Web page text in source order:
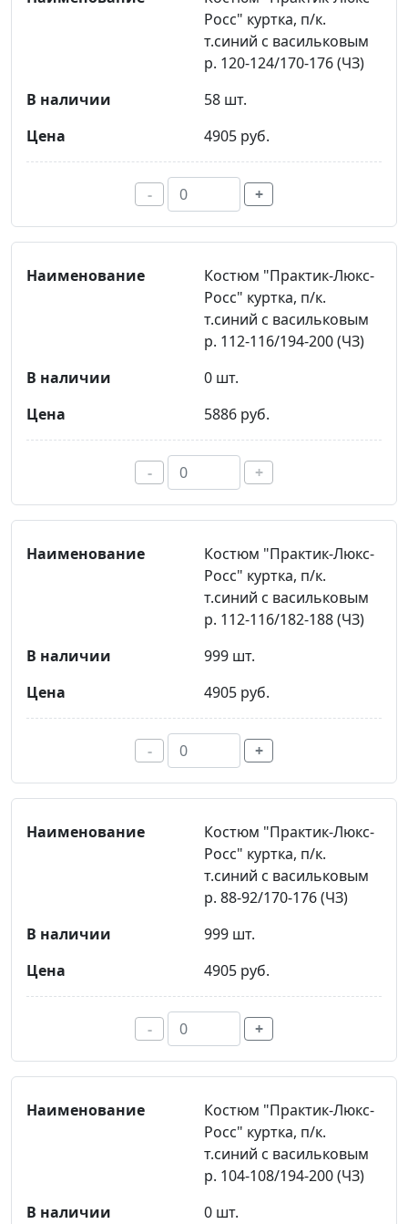
Росс" куртка, п/к.
т.синий с васильковым
р. 120-124/170-176 (ЧЗ)
58 шт.
4905 руб.
- +
Костюм "Практик-Люкс-
Росс" куртка, п/к.
т.синий с васильковым
р. 112-116/194-200 (ЧЗ)
0 шт.
5886 руб.
- +
Костюм "Практик-Люкс-
Росс" куртка, п/к.
т.синий с васильковым
р. 112-116/182-188 (ЧЗ)
999 шт.
4905 руб.
- +
Костюм "Практик-Люкс-
Росс" куртка, п/к.
т.синий с васильковым
р. 88-92/170-176 (ЧЗ)
999 шт.
4905 руб.
- +
Костюм "Практик-Люкс-
Росс" куртка, п/к.
т.синий с васильковым
р. 104-108/194-200 (ЧЗ)
0 шт.